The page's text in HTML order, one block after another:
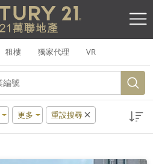
租樓 獨家代理 VR
更多 重設搜尋